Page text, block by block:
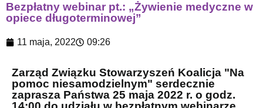
Bezpłatny webinar pt.: „Żywienie medyczne w
opiece długoterminowej”
11 maja, 2022 09:26
Zarząd Związku Stowarzyszeń Koalicja "Na
pomoc niesamodzielnym" serdecznie
zaprasza Państwa 25 maja 2022 r. o godz.